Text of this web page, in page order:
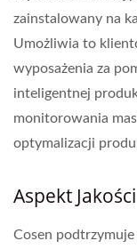
zainstalowany na
Umożliwia to
wyposażenia za
inteligentnej
monitorowania
optymalizacji
Aspekt Jakości
Cosen